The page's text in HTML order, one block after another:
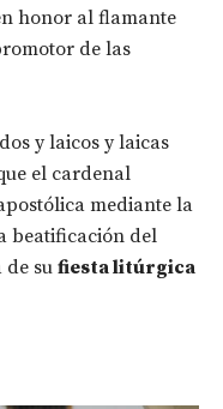
honor al flamante
de las
y laicos y laicas
el cardenal
mediante la
beatificación del
de su fiesta litúrgica